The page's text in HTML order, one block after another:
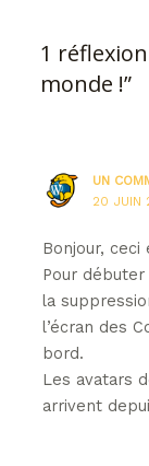
1
monde !”
UN
20 JUIN
Bonjour,
Pour
la
l’écran des
bord.
Les avatars
arrivent